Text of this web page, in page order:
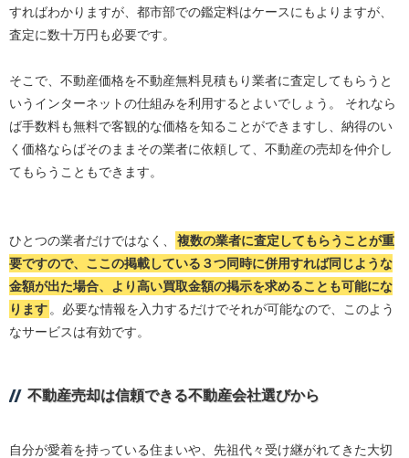
すればわかりますが、都市部での鑑定料はケースにもよりますが、
査定に数十万円も必要です。
そこで、不動産価格を不動産無料見積もり業者に査定してもらうと
いうインターネットの仕組みを利用するとよいでしょう。 それなら
ば手数料も無料で客観的な価格を知ることができますし、納得のい
く価格ならばそのままその業者に依頼して、不動産の売却を仲介し
てもらうこともできます。
ひとつの業者だけではなく、
複数の業者に査定してもらうことが重
要ですので、ここの掲載している３つ同時に併用すれば同じような
金額が出た場合、より高い買取金額の掲示を求めることも可能にな
ります 。必要な情報を入力するだけでそれが可能なので、このよう
なサービスは有効です。
不動産売却は信頼できる不動産会社選びから
自分が愛着を持っている住まいや、先祖代々受け継がれてきた大切